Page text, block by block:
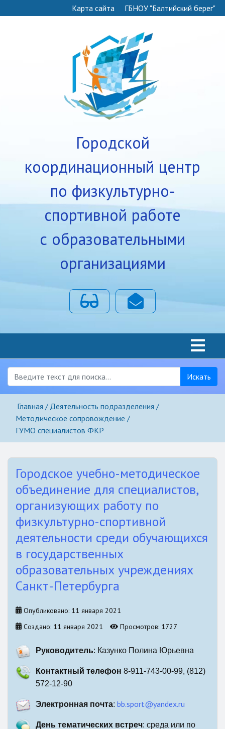
Карта сайта ГБНОУ "Балтийский берег"
Городской
координационный центр
по физкультурно-
спортивной работе
с образовательными
организациями
Для слабовидящих Почта
Искать
Главная
Деятельность подразделения
Методическое сопровождение
ГУМО специалистов ФКР
Городское учебно-методическое
объединение для специалистов,
организующих работу по
физкультурно-спортивной
деятельности среди обучающихся
в государственных
образовательных учреждениях
Санкт-Петербурга
Опубликовано: 11 января 2021
Создано: 11 января 2021
Просмотров: 1727
Руководитель: Казунко Полина Юрьевна
Контактный телефон 8-911-743-00-99, (812)
572-12-90
Электронная почта: bb.sport@yandex.ru
День тематических встреч: среда или по